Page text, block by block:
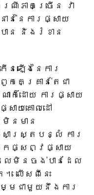
ភាគច្រើន វា
ន់នៃការផ្សាយ
ន និងរំខាន
ឡើងនៃការ
គេគ្រាន់តែជា
ណាក៏ដោយ ការផ្សាយ
ាយគោលដៅ
នមាន
ាស្ត្របន្លំ ការ
កផ្សព្វផ្សាយ
លមិនចង់បានដែល
លើសពីនេះ
មជាមួយនឹងការ